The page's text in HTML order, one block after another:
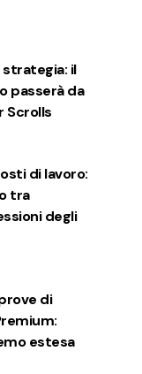
il
passerà da
Scrolls
di lavoro:
tra
degli
di
estesa